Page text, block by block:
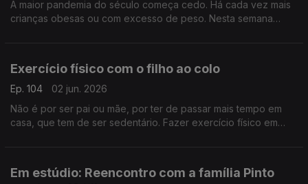
A maior pandemia do século começa cedo. Há cada vez mais
crianças obesas ou com excesso de peso. Nesta semana
Exercício físico com o filho ao colo
Ep. 104
02 jun. 2026
Não é por ser pai ou mãe, por ter de passar mais tempo em
casa, que tem de ser sedentário. Fazer exercício físico em
Em estúdio: Reencontro com a família Pinto